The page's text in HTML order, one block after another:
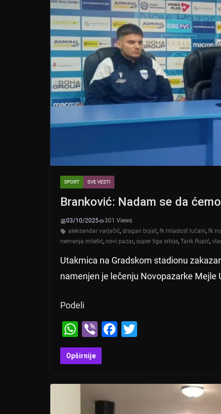
SPORT SVE VESTI
Branković: Nadam se da
03/10/2025
301 Views
aleksandar varjačić, dragan bojat, fk mladost lučani, fk
nemanja miletić, novi pazar, super liga srbije, Tarik Rupić,
Utakmica na Gradskom stadionu
namenjen je lečenju Novopazarke Mejle
Podeli
W
h
at
Vi
b
er
F
Opširnije